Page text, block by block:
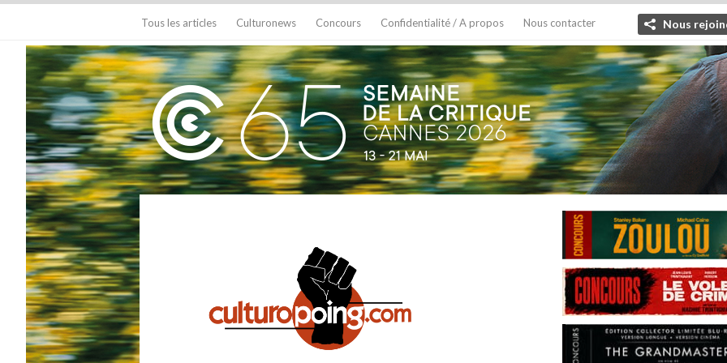
Tous les articles Culturonews Concours Confidentialité / A propos Nous contacter Nous